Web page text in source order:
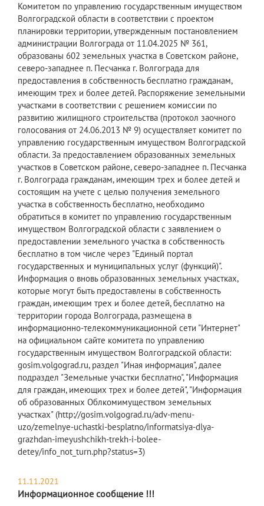
Комитетом по управлению государственным имуществом
Волгоградской области в соответствии с проектом
планировки территории, утвержденным постановлением
администрации Волгограда от 11.04.2025 № 361,
образованы 602 земельных участка в Советском районе,
северо-западнее п. Песчанка г. Волгограда для
предоставления в собственность бесплатно гражданам,
имеющим трех и более детей. Распоряжение земельными
участками в соответствии с решением комиссии по
развитию жилищного строительства (протокол заочного
голосования от 24.06.2013 № 9) осуществляет комитет по
управлению государственным имуществом Волгоградской
области. За предоставлением образованных земельных
участков в Советском районе, северо-западнее п. Песчанка
г. Волгограда гражданам, имеющим трех и более детей и
состоящим на учете с целью получения земельного
участка в собственность бесплатно, необходимо
обратиться в комитет по управлению государственным
имуществом Волгоградской области с заявлением о
предоставлении земельного участка в собственность
бесплатно в том числе через "Единый портал
государственных и муниципальных услуг (функций)".
Информация о вновь образованных земельных участках,
которые могут быть предоставлены в собственность
граждан, имеющим трех и более детей, бесплатно на
территории города Волгограда, размещена в
информационно-телекоммуникационной сети "Интернет"
на официальном сайте комитета по управлению
государственным имуществом Волгоградской области:
gosim.volgograd.ru, раздел "Иная информация", далее
подраздел "Земельные участки бесплатно", "Информация
для граждан, имеющих трех и более детей", "Информация
об образованных Облкомимуществом земельных
участках" (http://gosim.volgograd.ru/adv-menu-
uzo/zemelnye-uchastki-besplatno/informatsiya-dlya-
grazhdan-imeyushchikh-trekh-i-bolee-
detey/info_not_turn.php?status=3)
11.11.2021
Информационное сообщение !!!